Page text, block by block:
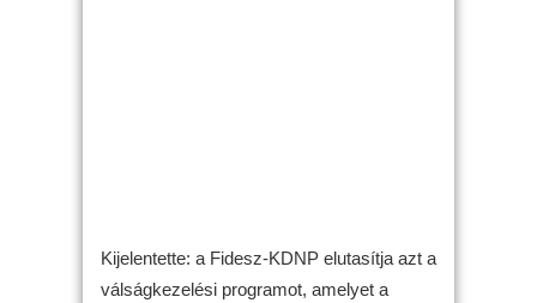
Kijelentette: a Fidesz-KDNP elutasítja azt a
válságkezelési programot, amelyet a